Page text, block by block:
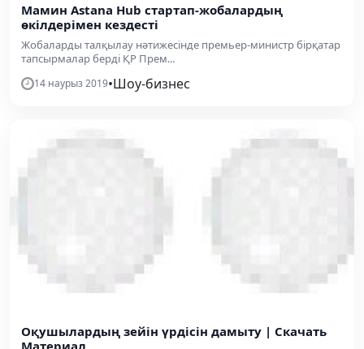
Мамин Astana Hub стартап-жобалардың
өкілдерімен кездесті
Жобаларды талқылау нәтижесінде премьер-министр бірқатар
тапсырмалар берді ҚР Прем...
14 наурыз 2019•Шоу-бизнес
Оқушылардың зейін үрдісін дамыту | Скачать
Материал